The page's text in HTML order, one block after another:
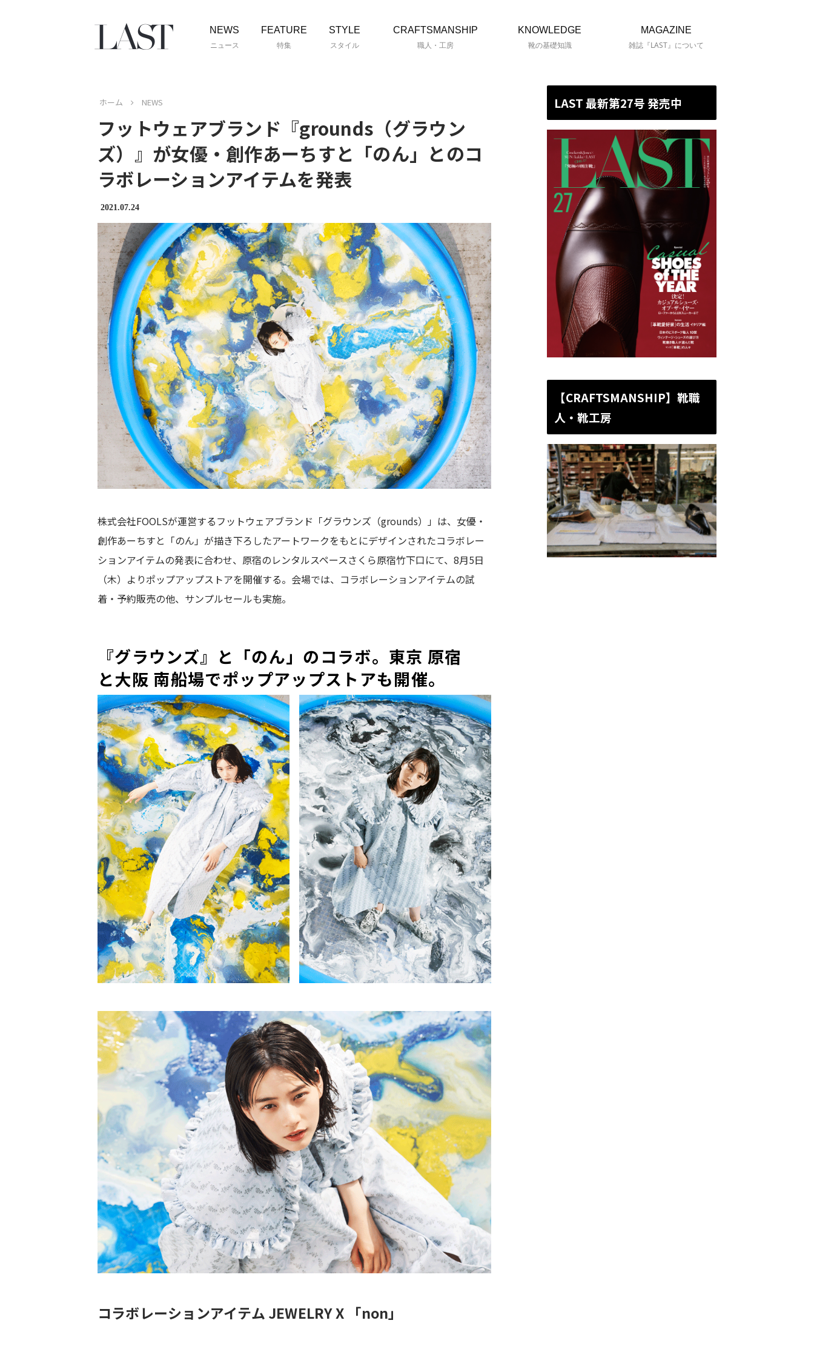
NEWS
ニュース
FEATURE
特集
STYLE
スタイル
CRAFTSMANSHIP
職人・工房
KNOWLEDGE
靴の基礎知識
MAGAZINE
雑誌『LAST』について
ホーム NEWS
フットウェアブランド『grounds（グラウン
ズ）』が女優・創作あーちすと「のん」とのコ
ラボレーションアイテムを発表
2021.07.24
株式会社FOOLSが運営するフットウェアブランド「グラウンズ（grounds）」は、女優・
創作あーちすと「のん」が描き下ろしたアートワークをもとにデザインされたコラボレー
ションアイテムの発表に合わせ、原宿のレンタルスペースさくら原宿竹下口にて、8月5日
（木）よりポップアップストアを開催する。会場では、コラボレーションアイテムの試
着・予約販売の他、サンプルセールも実施。
『グラウンズ』と「のん」のコラボ。東京 原宿
と大阪 南船場でポップアップストアも開催。
コラボレーションアイテム JEWELRY X 「non」
LAST 最新第27号 発売中
【CRAFTSMANSHIP】靴職
人・靴工房